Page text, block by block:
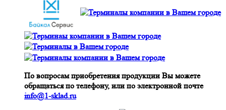
По вопросам приобретения продукции Вы можете
обращаться по телефону, или по электронной почте
info@1-sklad.ru